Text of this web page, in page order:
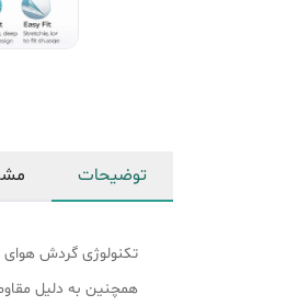
توضیحات
همچنین به دلیل